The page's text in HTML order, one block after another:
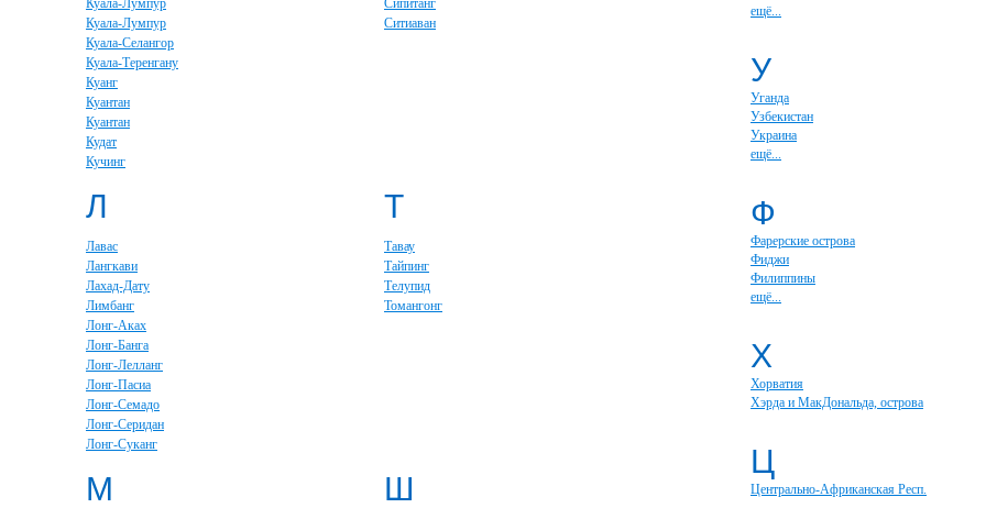
Куала-Лумпур
Куала-Лумпур
Куала-Селангор
Куала-Теренгану
Куанг
Куантан
Куантан
Кудат
Кучинг
Сипитанг
Ситиаван
Л
Лавас
Лангкави
Лахад-Дату
Лимбанг
Лонг-Аках
Лонг-Банга
Лонг-Лелланг
Лонг-Пасиа
Лонг-Семадо
Лонг-Серидан
Лонг-Суканг
Т
Тавау
Тайпинг
Телупид
Томангонг
М Ш
ещё...
У
Уганда
Узбекистан
Украина
ещё...
Ф
Фарерские острова
Фиджи
Филиппины
ещё...
Х
Хорватия
Хэрда и МакДональда, острова
Ц
Центрально-Африканская Респ.